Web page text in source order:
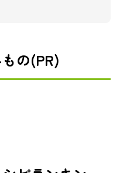
の(PR)